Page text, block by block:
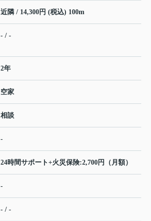
近隣 / 14,300円 (税込) 100m
- / -
2年
空家
相談
-
24時間サポート+火災保険:2,700円（月額）
-
- / -